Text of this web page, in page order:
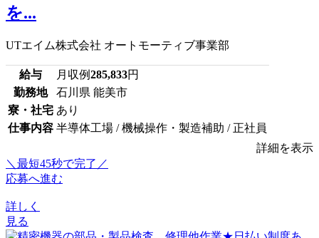
を...
UTエイム株式会社 オートモーティブ事業部
給与 月収例285,833円
勤務地
石川県 能美市
寮・社宅 あり
仕事内容 半導体工場 / 機械操作・製造補助 / 正社員
詳細を表示
＼最短45秒で完了／
応募へ進む
詳しく
見る